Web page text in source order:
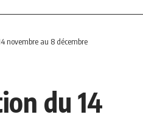
novembre au 8 décembre
du 14